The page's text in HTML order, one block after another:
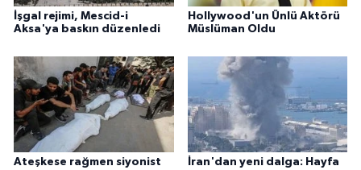
İşgal rejimi, Mescid-i
Aksa'ya baskın düzenledi
Hollywood'un Ünlü Aktörü
Müslüman Oldu
Ateşkese rağmen siyonist
İran'dan yeni dalga: Hayfa